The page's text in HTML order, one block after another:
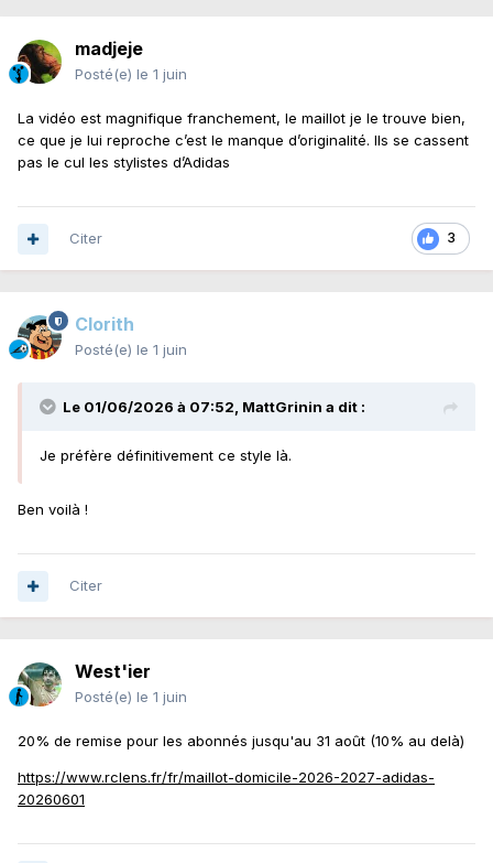
madjeje
Posté(e) le 1 juin
La vidéo est magnifique franchement, le maillot je le trouve bien,
ce que je lui reproche c’est le manque d’originalité. Ils se cassent
pas le cul les stylistes d’Adidas
3
Citer
Clorith
Posté(e) le 1 juin
Le 01/06/2026 à 07:52, MattGrinin a dit :
Je préfère définitivement ce style là.
Ben voilà !
Citer
West'ier
Posté(e) le 1 juin
20% de remise pour les abonnés jusqu'au 31 août (10% au delà)
https://www.rclens.fr/fr/maillot-domicile-2026-2027-adidas-
20260601